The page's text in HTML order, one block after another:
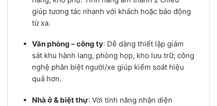
giúp tương tác nhanh với khách hoặc báo động
từ xa.
Văn phòng – công ty: Dễ dàng thiết lập giám
sát khu hành lang, phòng họp, kho lưu trữ; công
nghệ phân biệt người/xe giúp kiểm soát hiệu
quả hơn.
Nhà ở & biệt thự: Với tính năng nhận diện